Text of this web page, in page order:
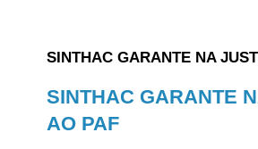
SINTHAC GARANTE NA
SINTHAC GARANTE
AO PAF